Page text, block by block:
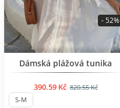
BESTSELLER
Dámská plážová tunika
390.59 Kč 820.55 Kč
- 52%
S-M